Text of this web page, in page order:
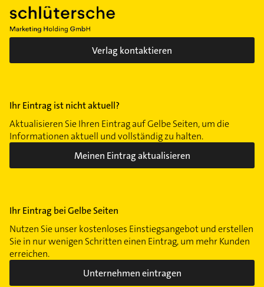
Verlag kontaktieren
Ihr Eintrag ist nicht aktuell?
Aktualisieren Sie Ihren Eintrag auf Gelbe Seiten, um die
Informationen aktuell und vollständig zu halten.
Meinen Eintrag aktualisieren
Ihr Eintrag bei Gelbe Seiten
Nutzen Sie unser kostenloses Einstiegsangebot und erstellen
Sie in nur wenigen Schritten einen Eintrag, um mehr Kunden
erreichen.
Unternehmen eintragen